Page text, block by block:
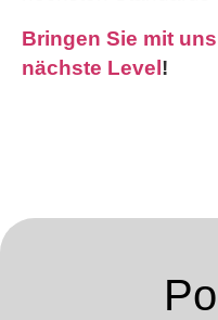
Bringen Sie mit
nächste Level!